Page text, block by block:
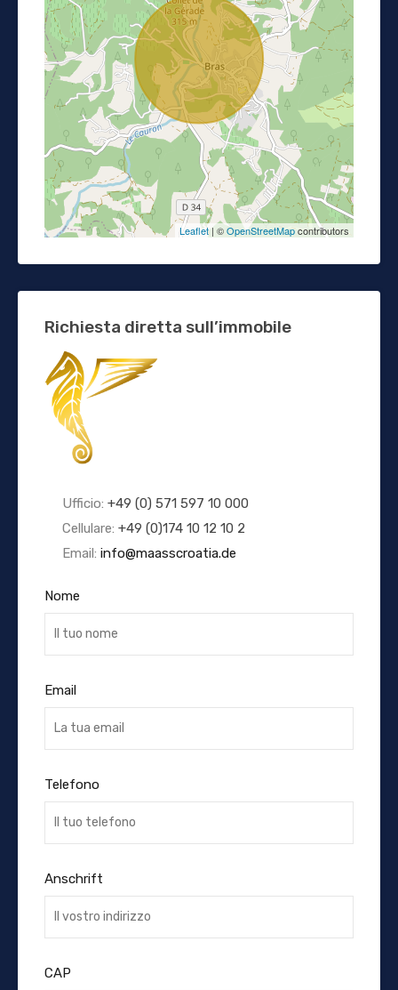
Leaflet| ©OpenStreetMapcontributors
Richiesta diretta sull’immobile
Ufficio: +49 (0) 571 597 10 000
Cellulare: +49 (0)174 10 12 10 2
Email: info@maasscroatia.de
Nome
Email
Telefono
Anschrift
CAP